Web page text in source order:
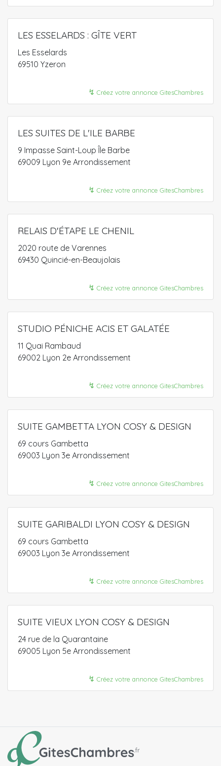
LES ESSELARDS : GÎTE VERT
Les Esselards
69510 Yzeron
↯ Créez votre annonce GitesChambres
LES SUITES DE L'ILE BARBE
9 Impasse Saint-Loup Île Barbe
69009 Lyon 9e Arrondissement
↯ Créez votre annonce GitesChambres
RELAIS D'ÉTAPE LE CHENIL
2020 route de Varennes
69430 Quincié-en-Beaujolais
↯ Créez votre annonce GitesChambres
STUDIO PÉNICHE ACIS ET GALATÉE
11 Quai Rambaud
69002 Lyon 2e Arrondissement
↯ Créez votre annonce GitesChambres
SUITE GAMBETTA LYON COSY & DESIGN
69 cours Gambetta
69003 Lyon 3e Arrondissement
↯ Créez votre annonce GitesChambres
SUITE GARIBALDI LYON COSY & DESIGN
69 cours Gambetta
69003 Lyon 3e Arrondissement
↯ Créez votre annonce GitesChambres
SUITE VIEUX LYON COSY & DESIGN
24 rue de la Quarantaine
69005 Lyon 5e Arrondissement
↯ Créez votre annonce GitesChambres